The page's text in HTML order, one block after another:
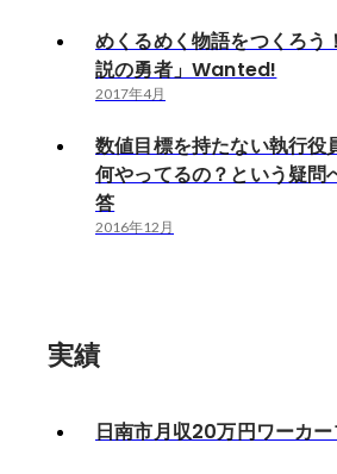
めくるめく物語をつくろう
説の勇者」Wanted!
2017年4月
数値目標を持たない執行役
何やってるの？という疑問
答
2016年12月
実績
日南市月収20万円ワーカ